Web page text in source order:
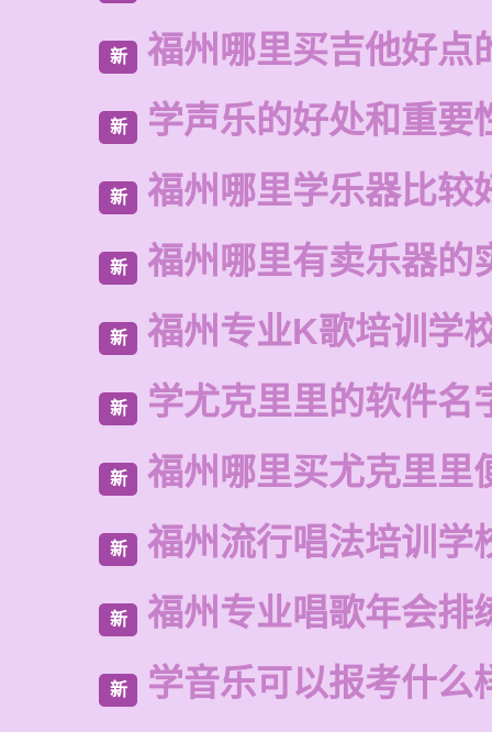
新 福州哪里买吉他好点
新 学声乐的好处和重要
新 福州哪里学乐器比较
新 福州哪里有卖乐器的
新 福州专业K歌培训学
新 学尤克里里的软件名
新 福州哪里买尤克里里
新 福州流行唱法培训学
新 福州专业唱歌年会排
新 学音乐可以报考什么